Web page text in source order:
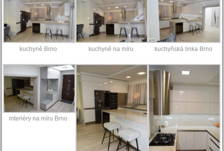
kuchyně Brno kuchyně na míru kuchyňská linka Brno
interiéry na míru Brno